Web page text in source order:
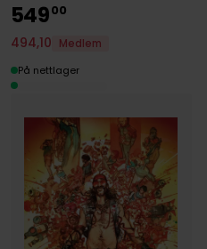
54900
494,10
Medlem
På nettlager